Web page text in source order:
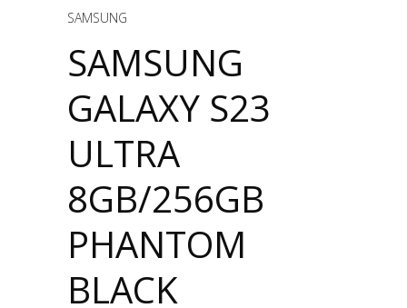
SAMSUNG
SAMSUNG
GALAXY S23
ULTRA
8GB/256GB
PHANTOM
BLACK